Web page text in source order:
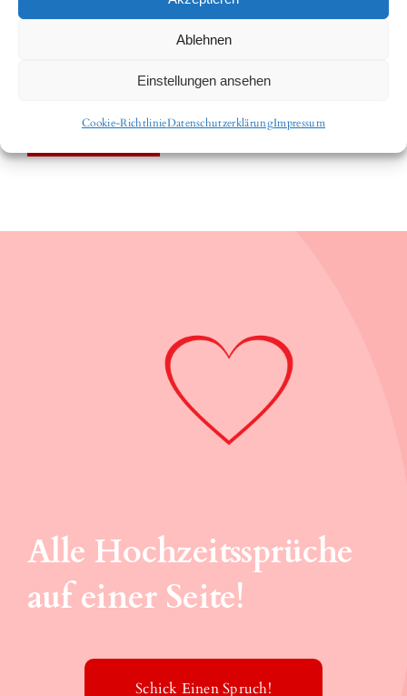
Ablehnen
Einstellungen ansehen
Cookie-RichtlinieDatenschutzerklärungImpressum
Senden
Alle Hochzeitssprüche
auf einer Seite!
Schick Einen Spruch!